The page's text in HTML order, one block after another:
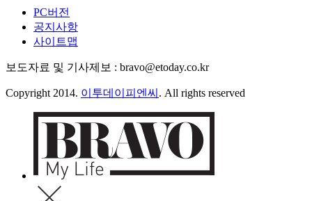
PC버전
공지사항
사이트맵
보도자료 및 기사제보 : bravo@etoday.co.kr
Copyright 2014. 이투데이피엔씨 . All rights reserved